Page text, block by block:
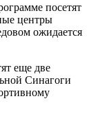
посетят
центры
ожидается
еще две
Синагоги